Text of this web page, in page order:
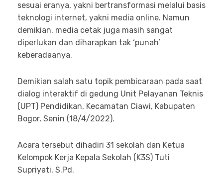
sesuai eranya, yakni bertransformasi melalui basis
teknologi internet, yakni media online. Namun
demikian, media cetak juga masih sangat
diperlukan dan diharapkan tak ‘punah’
keberadaanya.
Demikian salah satu topik pembicaraan pada saat
dialog interaktif di gedung Unit Pelayanan Teknis
(UPT) Pendidikan, Kecamatan Ciawi, Kabupaten
Bogor, Senin (18/4/2022).
Acara tersebut dihadiri 31 sekolah dan Ketua
Kelompok Kerja Kepala Sekolah (K3S) Tuti
Supriyati, S.Pd.